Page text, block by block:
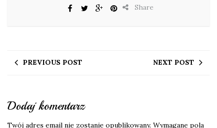
Share
PREVIOUS POST NEXT POST
Dodaj komentarz
Twój adres email nie zostanie opublikowany. Wymagane pola